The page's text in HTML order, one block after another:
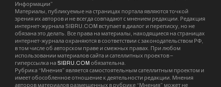
Информации”
Материалы, публикуемые на страницах портала являются точкой
зрения их авторов и не всегда совпадают с мнением редакции. Редакция
интернет-журнала SIBRU.COM вступает в диалог и переписку, но не
обязана это делать. Все права на материалы, находящиеся на страницах
интернет-журнала охраняются в соответствии с законодательством РФ,
в том числе об авторском праве и смежных правах. При любом
использовании материалов сайта и сателлитных проектов –
гиперссылка на SIBRU.COM обязательна.
Рубрика “Мнения” является самостоятельным сателлитным проектом и
имеет обособленное отношение к деятельности редакции. Мнения
авторов материалов размещенных в рубрике “Мнения” может не